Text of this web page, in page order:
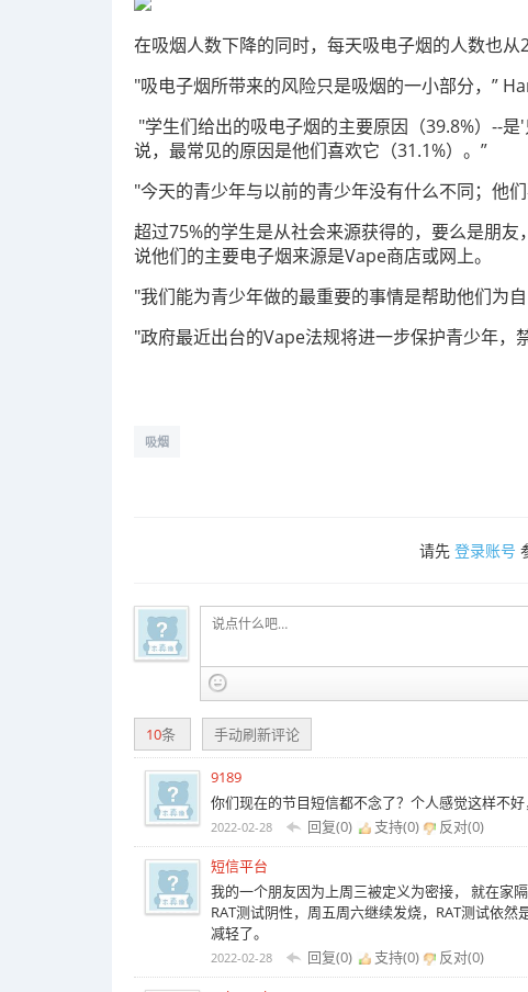
在吸烟人数下降的同时，每天吸电子烟的人数也从
"吸电子烟所带来的风险只是吸烟的一小部分，”
"学生们给出的吸电子烟的主要原因（39.8%）--
说，最常见的原因是他们喜欢它（31.1%）。”
"今天的青少年与以前的青少年没有什么不同；他
超过75%的学生是从社会来源获得的，要么是朋
说他们的主要电子烟来源是Vape商店或网上。
"我们能为青少年做的最重要的事情是帮助他们为
"政府最近出台的Vape法规将进一步保护青少年
吸烟
请先 登录账号
10条 手动刷新评论
9189
你们现在的节目短信都不念了？个人感觉这样不
2022-02-28 回复(0) 支持(0) 反对(0)
短信平台
我的一个朋友因为上周三被定义为密接， 就在家
RAT测试阴性，周五周六继续发烧，RAT测试依
减轻了。
2022-02-28 回复(0) 支持(0) 反对(0)